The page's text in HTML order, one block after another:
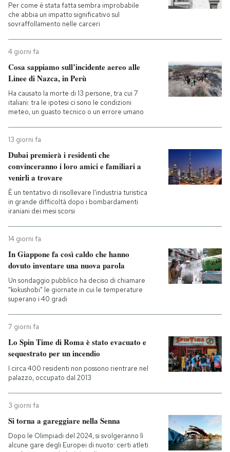
Per come è stata fatta sembra improbabile
che abbia un impatto significativo sul
sovraffollamento nelle carceri
4 giorni fa
Cosa sappiamo sull’incidente aereo alle
Linee di Nazca, in Perù
Ha causato la morte di 13 persone, tra cui 7
italiani: tra le ipotesi ci sono le condizioni
meteo, un guasto tecnico o un errore umano
13 giorni fa
Dubai premierà i residenti che
convinceranno i loro amici e familiari a
venirli a trovare
È un tentativo di risollevare l'industria turistica
in grande difficoltà dopo i bombardamenti
iraniani dei mesi scorsi
14 giorni fa
In Giappone fa così caldo che hanno
dovuto inventare una nuova parola
Un sondaggio pubblico ha deciso di chiamare
"kokushobi" le giornate in cui le temperature
superano i 40 gradi
7 giorni fa
Lo Spin Time di Roma è stato evacuato e
sequestrato per un incendio
I circa 400 residenti non possono rientrare nel
palazzo, occupato dal 2013
3 giorni fa
Si torna a gareggiare nella Senna
Dopo le Olimpiadi del 2024, si svolgeranno lì
alcune gare degli Europei di nuoto: certi atleti